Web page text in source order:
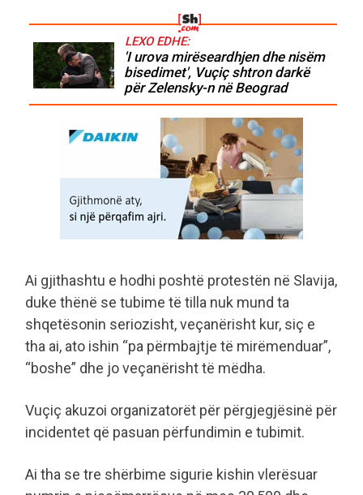
LEXO EDHE:
'I urova mirëseardhjen dhe nisëm
bisedimet', Vuçiç shtron darkë
për Zelensky-n në Beograd
Ai gjithashtu e hodhi poshtë protestën në Slavija,
duke thënë se tubime të tilla nuk mund ta
shqetësonin seriozisht, veçanërisht kur, siç e
tha ai, ato ishin “pa përmbajtje të mirëmenduar”,
“boshe” dhe jo veçanërisht të mëdha.
Vuçiç akuzoi organizatorët për përgjegjësinë për
incidentet që pasuan përfundimin e tubimit.
Ai tha se tre shërbime sigurie kishin vlerësuar